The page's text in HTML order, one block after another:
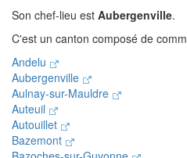
Son chef-lieu est Aubergenville.
C'est un canton composé de
Andelu
Aubergenville
Aulnay-sur-Mauldre
Auteuil
Autouillet
Bazemont